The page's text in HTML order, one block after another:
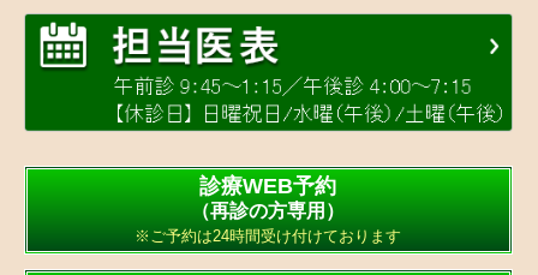
診療WEB予約
（再診の方専用）
※ご予約は24時間受け付けております